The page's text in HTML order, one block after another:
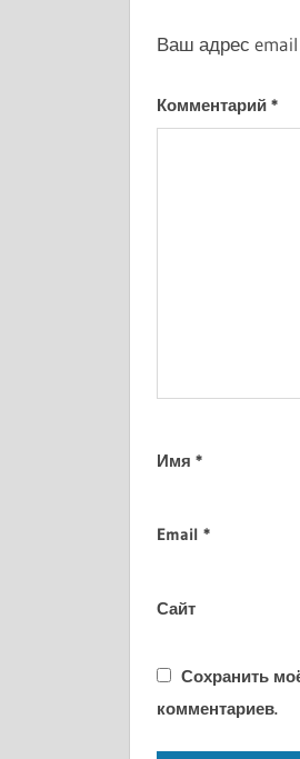
Ваш адрес email
Комментарий *
Имя *
Email *
Сайт
Сохранить
комментариев.